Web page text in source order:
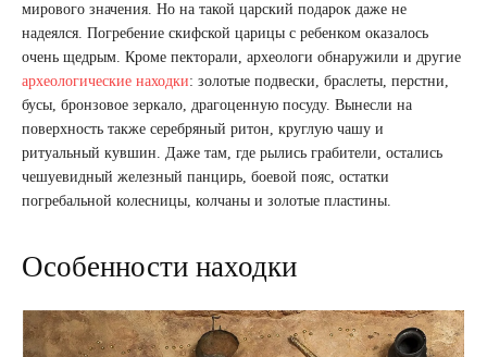
мирового значения. Но на такой царский подарок даже не
надеялся. Погребение скифской царицы с ребенком оказалось
очень щедрым. Кроме пекторали, археологи обнаружили и другие
археологические находки: золотые подвески, браслеты, перстни,
бусы, бронзовое зеркало, драгоценную посуду. Вынесли на
поверхность также серебряный ритон, круглую чашу и
ритуальный кувшин. Даже там, где рылись грабители, остались
чешуевидный железный панцирь, боевой пояс, остатки
погребальной колесницы, колчаны и золотые пластины.
Особенности находки